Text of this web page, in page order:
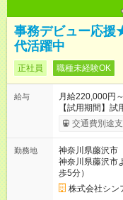
事務デビュー応援
代活躍中
正社員 職種未経験OK
給与
月給220,000円
【試用期間】試
交通費別途
勤務地
神奈川県藤沢市
神奈川県藤沢市
歩5分）
株式会社シン